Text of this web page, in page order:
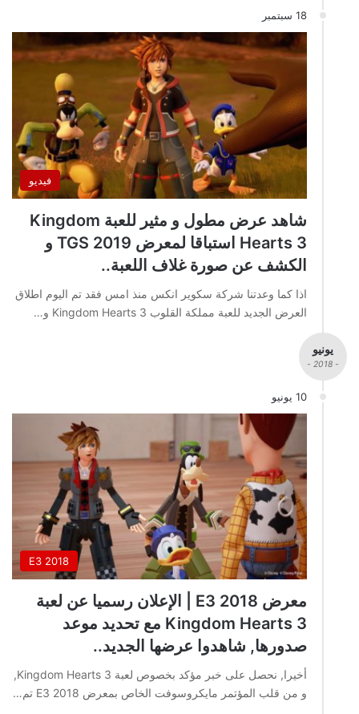
18 سبتمبر
فيديو
شاهد عرض مطول و مثير للعبة Kingdom
Hearts 3 استباقا لمعرض TGS 2019 و
الكشف عن صورة غلاف اللعبة..
اذا كما وعدتنا شركة سكوير انكس منذ امس فقد تم اليوم اطلاق
العرض الجديد للعبة مملكة القلوب Kingdom Hearts 3 و…
يونيو
- 2018 -
10 يونيو
E3 2018
معرض E3 2018 | الإعلان رسميا عن لعبة
Kingdom Hearts 3 مع تحديد موعد
صدورها, شاهدوا عرضها الجديد..
أخيرا, نحصل على خبر مؤكد بخصوص لعبة Kingdom Hearts 3,
و من قلب المؤتمر مايكروسوفت الخاص بمعرض E3 2018 تم…